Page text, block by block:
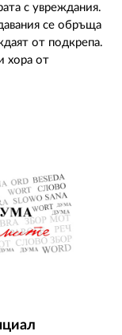
с увреждания.
се обръща
от подкрепа.
хора от